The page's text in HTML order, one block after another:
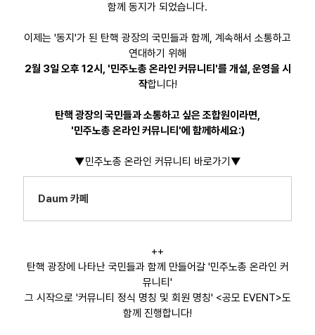
함께 동지가 되었습니다.
이제는 '동지'가 된 탄핵 광장의 국민들과 함께, 계속해서 소통하고
연대하기 위해
2월 3일 오후 12시, '민주노총 온라인 커뮤니티'를 개설, 운영을 시
작합니다!
탄핵 광장의 국민들과 소통하고 싶은 조합원이라면,
'민주노총 온라인 커뮤니티'에 함께하세요:)
▼민주노총 온라인 커뮤니티 바로가기▼
Daum 카페
++
탄핵 광장에 나타난 국민들과 함께 만들어갈 '민주노총 온라인 커
뮤니티'
그 시작으로 '커뮤니티 정식 명칭 및 회원 명칭' <공모 EVENT>도
함께 진행합니다!